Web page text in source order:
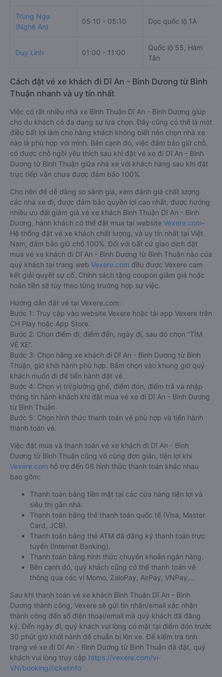
Trung Nga
(Nghệ An)
05:10 - 05:10 Dọc quốc lộ 1A
Duy Linh 01:00 - 11:00
Quốc lộ 55, Hàm
Tân
Cách đặt vé xe khách đi Dĩ An - Bình Dương từ Bình
Thuận nhanh và uy tín nhất
Việc có rất nhiều nhà xe Bình Thuận Dĩ An - Bình Dương giúp
cho du khách có đa dạng sự lựa chọn. Đây cũng có thể là một
điều bất lợi làm cho hàng khách không biết nên chọn nhà xe
nào là phù hợp với mình. Bên cạnh đó, việc đảm bảo giữ chỗ,
có được chỗ ngồi yêu thích sau khi đặt vé xe đi Dĩ An - Bình
Dương từ Bình Thuận giữa nhà xe với khách hàng sau khi đặt
trực tiếp vẫn chưa được đảm bảo 100%.
Cho nên để dễ dàng so sánh giá, xem đánh giá chất lượng
các nhà xe đi, được đảm bảo quyền lợi cao nhất, được hưởng
nhiều ưu đãi giảm giá vé xe khách Bình Thuận Dĩ An - Bình
Dương, hành khách có thể đặt mua tại website Vexere.com-
Hệ thống đặt vé xe khách chất lượng, và uy tín nhất tại Việt
Nam, đảm bảo giữ chỗ 100%. Đối với bất cứ giao dịch đặt
mua vé xe khách đi Dĩ An - Bình Dương từ Bình Thuận nào của
quý khách tại trang web Vexere.com đều được Vexere cam
kết giải quyết sự cố. Chính sách tặng coupon giảm giá hoặc
hoàn tiền sẽ tùy theo từng trường hợp sự việc.
Hướng dẫn đặt vé tại Vexere.com:
Bước 1: Truy cập vào website Vexere hoặc tải app Vexere trên
CH Play hoặc App Store.
Bước 2: Chọn điểm đi, điểm đến, ngày đi, sau đó chọn “TÌM
VÉ XE”.
Bước 3: Chọn hãng xe khách đi Dĩ An - Bình Dương từ Bình
Thuận, giờ khởi hành phù hợp. Bấm chọn vào khung giờ quý
khách muốn đi để tiến hành đặt vé.
Bước 4: Chọn vị trí/giường ghế, điểm đón, điểm trả và nhập
thông tin hành khách khi đặt mua vé xe đi Dĩ An - Bình Dương
từ Bình Thuận
Bước 5: Chọn hình thức thanh toán vé phù hợp và tiến hành
thanh toán vé.
Việc đặt mua và thanh toán vé xe khách đi Dĩ An - Bình
Dương từ Bình Thuận cũng vô cùng đơn giản, tiện lợi khi
Vexere.com hỗ trợ đến 06 hình thức thanh toán khác nhau
bao gồm:
Thanh toán bằng tiền mặt tại các cửa hàng tiện lợi và
siêu thị gần nhà.
Thanh toán bằng thẻ thanh toán quốc tế (Visa, Master
Card, JCB).
Thanh toán bằng thẻ ATM đã đăng ký thanh toán trực
tuyến (Internet Banking).
Thanh toán bằng hình thức chuyển khoản ngân hàng.
Bên cạnh đó, quý khách cũng có thể thanh toán vé
thông qua các ví Momo, ZaloPay, AirPay, VNPay,…
Sau khi thanh toán vé xe khách Bình Thuận Dĩ An - Bình
Dương thành công, Vexere sẽ gửi tin nhắn/email xác nhận
thành công đến số điện thoại/email mà quý khách đã đăng
ký. Đến ngày đi, quý khách vui lòng có mặt tại điểm đón trước
30 phút giờ khởi hành để chuẩn bị lên xe. Để kiểm tra tình
trạng vé xe đi Dĩ An - Bình Dương từ Bình Thuận đã đặt, quý
khách vui lòng truy cập https://vexere.com/vi-
VN/booking/ticketinfo